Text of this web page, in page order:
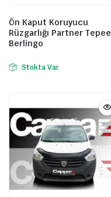
Ön Kaput Koruyucu
Rüzgarlığı Partner Tepee
Berlingo
Stokta Var